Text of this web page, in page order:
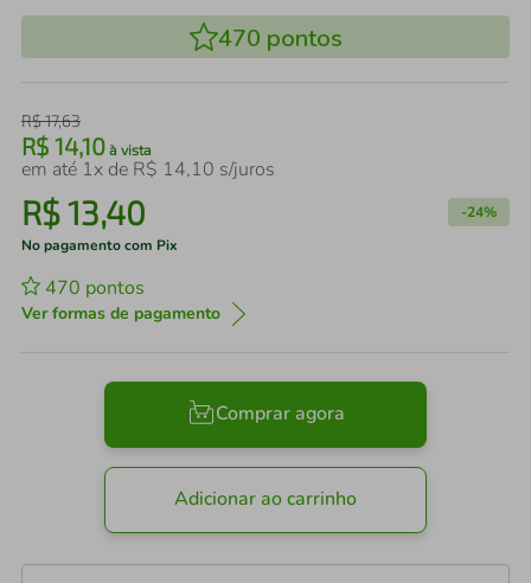
470 pontos
R$17,63
R$ 14,10 à vista
em até 1x de R$ 14,10 s/juros
R$13,40 -24%
No pagamento com Pix
470 pontos
Ver formas de pagamento
Comprar agora
Adicionar ao carrinho